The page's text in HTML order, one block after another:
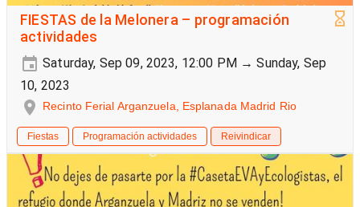
FIESTAS de la Melonera – programación
actividades
Saturday, Sep 09, 2023, 12:00 PM → Sunday, Sep
10, 2023
Recinto Ferial Arganzuela, Esplanada Madrid Rio
Fiestas Programación actividades Reivindicar